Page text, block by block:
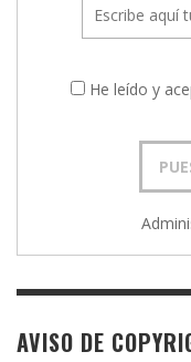
He leído y
AVISO DE